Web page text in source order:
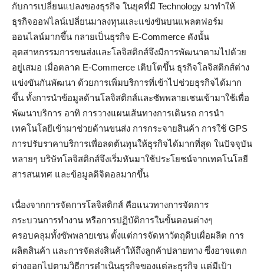
กับการเปลี่ยนแปลงของธุรกิจ ในยุคที่มี Technology มาทำให้
ธุรกิจออฟไลน์เปลี่ยนมาลงทุนและแข่งขันบนแพลตฟอร์ม
ออนไลน์มากขึ้น กลายเป็นธุรกิจ E-Commerce ดังนั้น
อุตสาหกรรมการขนส่งและโลจิสติกส์จึงมีการพัฒนาตามไปด้วย
อยู่เสมอ เมื่อตลาด E-Commerce เติบโตขึ้น ธุรกิจโลจิสติกส์ต่าง
แข่งขันกันพัฒนา ด้วยการเพิ่มบริการที่เข้าไปช่วยธุรกิจได้มาก
ขึ้น ทั้งการนำข้อมูลด้านโลจิสติกส์และซัพพลายเชนเข้ามาใช้เพื่อ
พัฒนาบริการ อาทิ การวางแผนเส้นทางการเดินรถ การนำ
เทคโนโลยีเข้ามาช่วยด้านขนส่ง การกระจายสินค้า การใช้ GPS
การปรับราคาบริการเพื่อลดต้นทุนให้ธุรกิจได้มากที่สุด ในปัจจุบัน
หลายๆ บริษัทโลจิสติกส์จึงเริ่มหันมาใช้ประโยชน์จากเทคโนโลยี
สารสนเทศ และข้อมูลดิจิตอลมากขึ้น
เนื่องจากการจัดการโลจิสติกส์ คือแนวทางการจัดการ
กระบวนการทำงาน หรือการปฏิบัติการในขั้นตอนต่างๆ
ครอบคลุมทั้งซัพพลายเชน ตั้งแต่การจัดหาวัตถุดิบเผื่อผลิต การ
ผลิตสินค้า และการจัดส่งสินค้าให้ถึงลูกค้าปลายทาง ซึ่งอาจแตก
ต่างออกไปตามวิธีการดำเนินธุรกิจของแต่ละธุรกิจ แต่มีเป้า